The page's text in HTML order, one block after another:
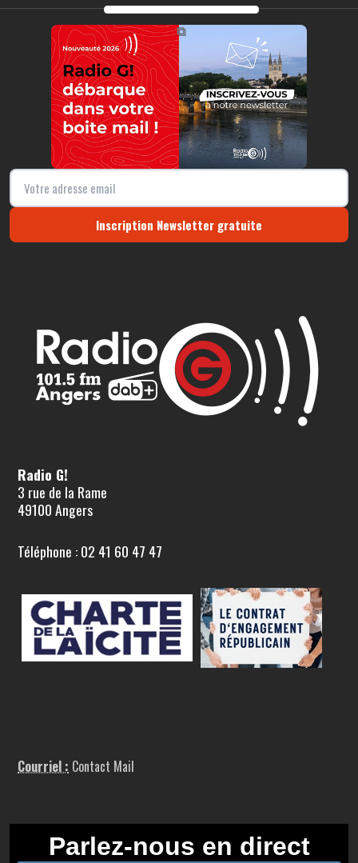
https://radio-g.fr?r68
⧉
Inscription Newsletter gratuite
Radio G!
3 rue de la Rame
49100 Angers
Téléphone : 02 41 60 47 47
Courriel : Contact Mail